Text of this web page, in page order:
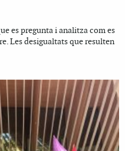
es pregunta i analitza com es
Les desigualtats que resulten